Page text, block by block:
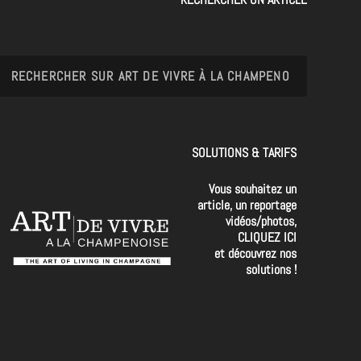
SOLUTIONS & TARIFS
Vous souhaitez un
article, un reportage
vidéos/photos,
CLIQUEZ ICI
et découvrez nos
solutions !